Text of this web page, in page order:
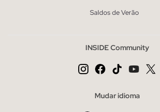
Saldos de Verão
INSIDE Community
Mudar idioma